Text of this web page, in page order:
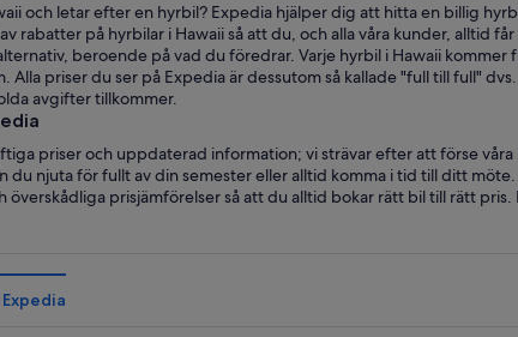
och letar efter en hyrbil? Expedia hjälper dig att hitta en billig
rabatter på hyrbilar i Hawaii så att du, och alla våra kunder, alltid
beroende på vad du föredrar. Varje hyrbil i Hawaii
Alla priser du ser på Expedia är dessutom så kallade "full till full"
avgifter tillkommer.
priser och uppdaterad information; vi strävar efter att förse
du njuta för fullt av din semester eller alltid komma i tid till ditt
överskådliga prisjämförelser så att du alltid bokar rätt bil till rätt